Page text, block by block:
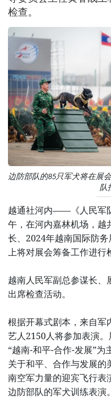
检查。
边防部队的85只军犬将在展
队
越通社河内——《人民军
午，在河内嘉林机场，越
长、2024年越南国际防
上将对展会筹备工作进行
越南人民军副总参谋长
出席检查活动。
根据开幕式剧本，来自军
艺人2150人将参加表演
“越南-和平-合作-发展”
关于和平、合作与发展的
南空军力量的迎宾飞行表
边防部队的军犬训练表演。